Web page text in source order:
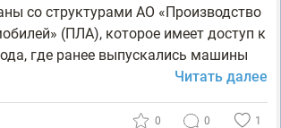
со структурами АО «Производство
(ПЛА), которое имеет доступ к
где ранее выпускались машины
Читать далее
0 0 1